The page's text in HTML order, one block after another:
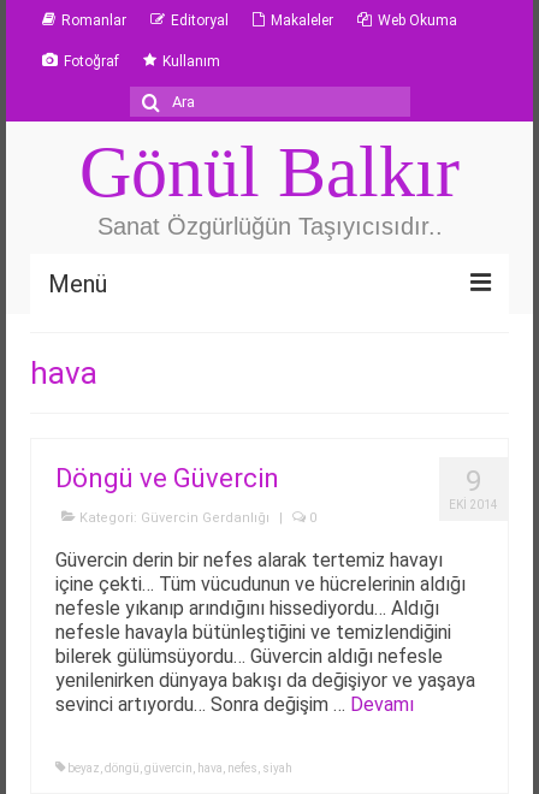
Romanlar Editoryal Makaleler Web Okuma
Fotoğraf Kullanım
Şunu
ara:
Gönül Balkır
Sanat Özgürlüğün Taşıyıcısıdır..
Menü
Yazarlık Atölyesi
hava
9
EKI 2014
Döngü ve Güvercin
Kategori: Güvercin Gerdanlığı | 0
Güvercin derin bir nefes alarak tertemiz havayı
içine çekti… Tüm vücudunun ve hücrelerinin aldığı
nefesle yıkanıp arındığını hissediyordu… Aldığı
nefesle havayla bütünleştiğini ve temizlendiğini
bilerek gülümsüyordu… Güvercin aldığı nefesle
yenilenirken dünyaya bakışı da değişiyor ve yaşaya
sevinci artıyordu… Sonra değişim … Devamı
beyaz döngü güvercin hava nefes siyah